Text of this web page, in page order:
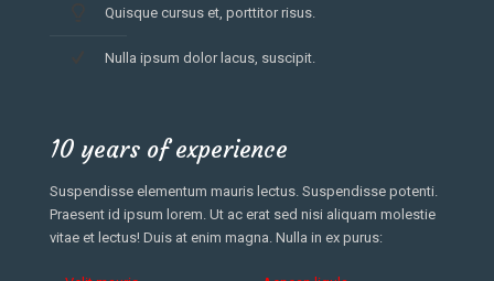
Quisque cursus et, porttitor risus.
Nulla ipsum dolor lacus, suscipit.
10 years of experience
Suspendisse elementum mauris lectus. Suspendisse potenti.
Praesent id ipsum lorem. Ut ac erat sed nisi aliquam molestie
vitae et lectus! Duis at enim magna. Nulla in ex purus: